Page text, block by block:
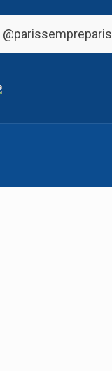
@parissempreparis